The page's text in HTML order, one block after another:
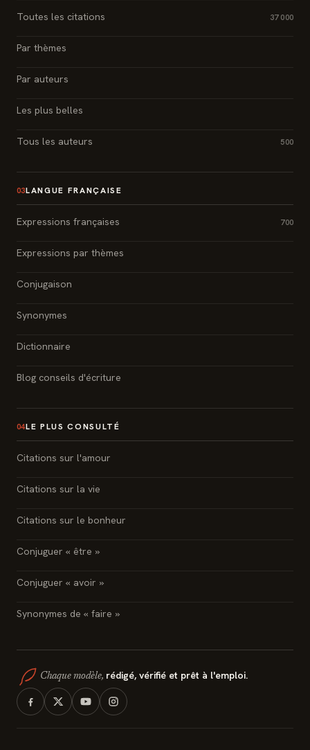
Toutes les citations 37 000
Par thèmes
Par auteurs
Les plus belles
Tous les auteurs 500
03LANGUE FRANÇAISE
Expressions françaises 700
Expressions par thèmes
Conjugaison
Synonymes
Dictionnaire
Blog conseils d'écriture
04LE PLUS CONSULTÉ
Citations sur l'amour
Citations sur la vie
Citations sur le bonheur
Conjuguer « être »
Conjuguer « avoir »
Synonymes de « faire »
Chaque modèle, rédigé, vérifié et prêt à l'emploi.